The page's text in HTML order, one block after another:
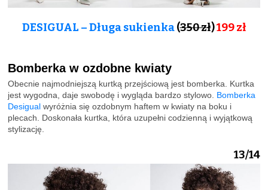
DESIGUAL – Długa sukienka(350 zł)199zł
Bomberka w ozdobne kwiaty
Obecnie najmodniejszą kurtką przejściową jest bomberka. Kurtka
jest wygodna, daje swobodę i wygląda bardzo stylowo. Bomberka
Desigual wyróżnia się ozdobnym haftem w kwiaty na boku i
plecach. Doskonała kurtka, która uzupełni codzienną i wyjątkową
stylizację.
13/14